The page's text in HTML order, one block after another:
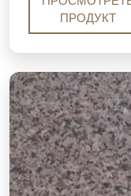
полов,
интерьеров.
шлифованной и
компанией
ценами,
ПРОДУКТ